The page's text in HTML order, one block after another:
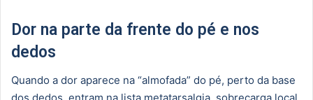
Dor na parte da frente do pé e nos
dedos
Quando a dor aparece na “almofada” do pé, perto da base